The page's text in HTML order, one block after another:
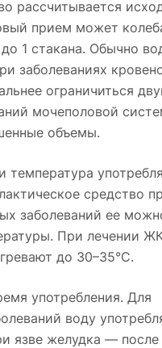
рассчитывается
прием может
1 стакана. Обычно
заболеваниях
ограничиться
мочеполовой
объемы.
температура
средство
заболеваний ее
При лечении
до 30–35°С.
употребления. Для
воду
язве желудка —